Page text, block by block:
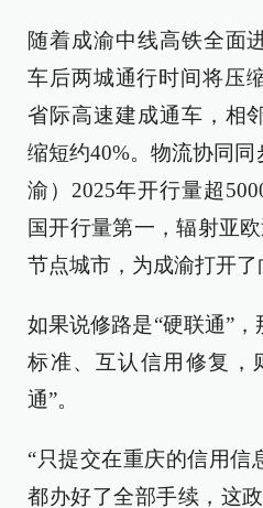
随着成渝中线高铁全面
车后两城通行时间将压
省际高速建成通车，相
缩短约40%。物流协同
渝）2025年开行量超
国开行量第一，辐射亚
节点城市，为成渝打开了
如果说修路是“硬联通”
标准、互认信用修复，
通”。
“只提交在重庆的信用信
都办好了全部手续，这